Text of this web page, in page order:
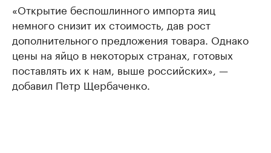
«Открытие беспошлинного импорта яиц
немного снизит их стоимость, дав рост
дополнительного предложения товара. Однако
цены на яйцо в некоторых странах, готовых
поставлять их к нам, выше российских», —
добавил Петр Щербаченко.